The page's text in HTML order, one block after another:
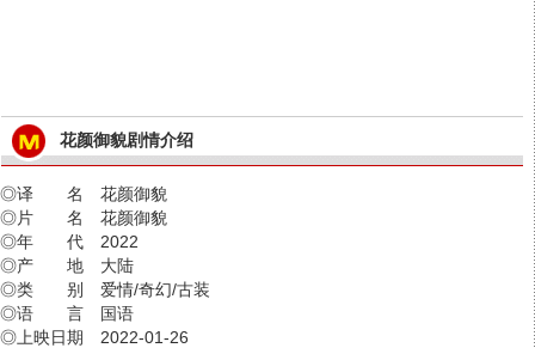
花颜御貌剧情介绍
◎译 名 花颜御貌
◎片 名 花颜御貌
◎年 代 2022
◎产 地 大陆
◎类 别 爱情/奇幻/古装
◎语 言 国语
◎上映日期 2022-01-26